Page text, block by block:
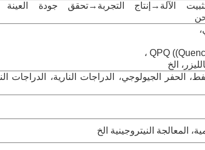
الآلة→إنتاج التجربة→تحقق جودة العينة
الخ
الحفر الجيولوجي، الدراجات النارية، الدراجات
المعالجة النيتروجينية الخ